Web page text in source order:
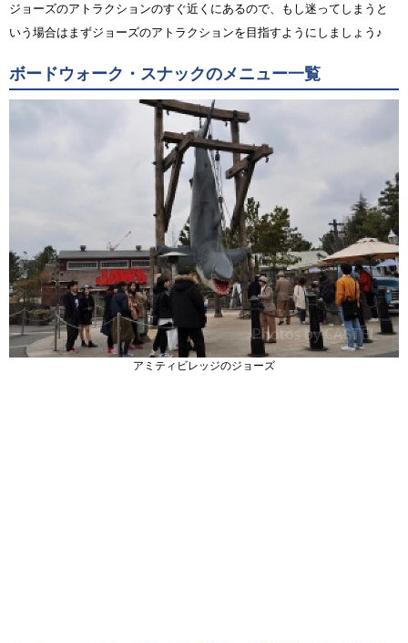
ジョーズのアトラクションのすぐ近くにあるので、もし迷ってしまうと
いう場合はまずジョーズのアトラクションを目指すようにしましょう♪
ボードウォーク・スナックのメニュー一覧
アミティビレッジのジョーズ